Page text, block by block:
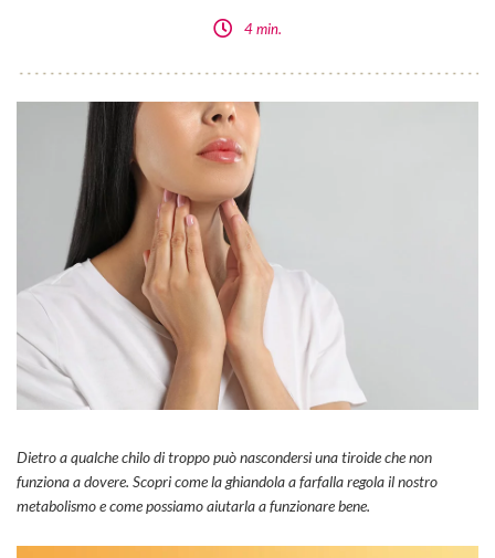
4 min.
Dietro a qualche chilo di troppo può nascondersi una tiroide che non
funziona a dovere. Scopri come la ghiandola a farfalla regola il nostro
metabolismo e come possiamo aiutarla a funzionare bene.